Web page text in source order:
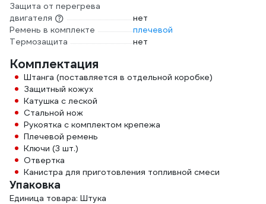
Защита от перегрева
двигателя
нет
Ремень в комплекте
плечевой
Термозащита
нет
Комплектация
Штанга (поставляется в отдельной коробке)
Защитный кожух
Катушка с леской
Стальной нож
Рукоятка с комплектом крепежа
Плечевой ремень
Ключи (3 шт.)
Отвертка
Канистра для приготовления топливной смеси
Упаковка
Единица товара: Штука